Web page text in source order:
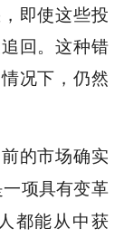
即使这些投
回。这种错
况下，仍然
的市场确实
项具有变革
都能从中获